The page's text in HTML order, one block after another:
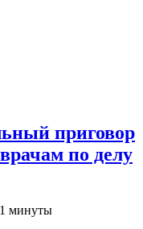
приговор
по делу
1 минуты